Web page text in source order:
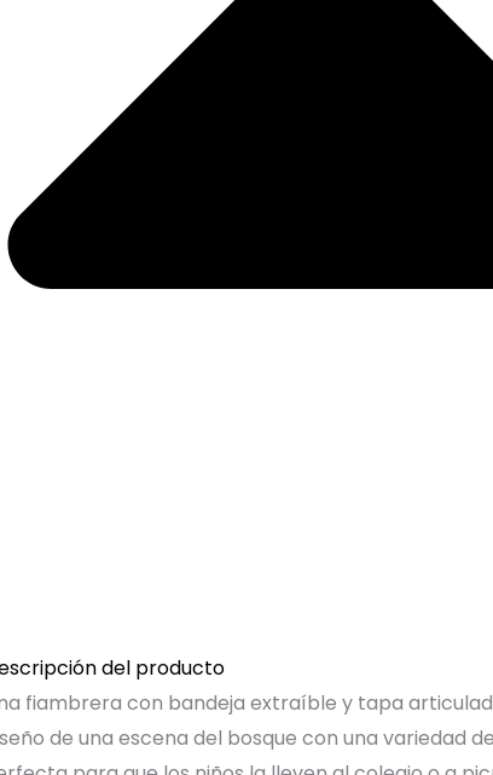
del producto
fiambrera con bandeja extraíble y tapa
de una escena del bosque con una variedad